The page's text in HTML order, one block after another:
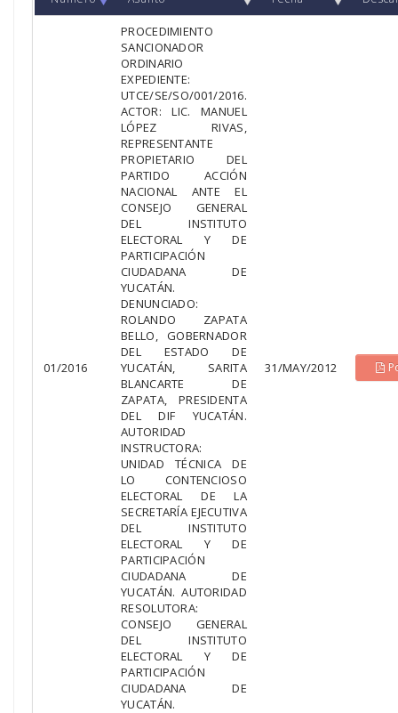
01/2016
PROCEDIMIENTO
SANCIONADOR
ORDINARIO
EXPEDIENTE:
UTCE/SE/SO/001/2016.
ACTOR: LIC. MANUEL
LÓPEZ RIVAS,
REPRESENTANTE
PROPIETARIO DEL
PARTIDO ACCIÓN
NACIONAL ANTE EL
CONSEJO GENERAL
DEL INSTITUTO
ELECTORAL Y DE
PARTICIPACIÓN
CIUDADANA DE
YUCATÁN.
DENUNCIADO:
ROLANDO ZAPATA
BELLO, GOBERNADOR
DEL ESTADO DE
YUCATÁN, SARITA
BLANCARTE DE
ZAPATA, PRESIDENTA
DEL DIF YUCATÁN.
AUTORIDAD
INSTRUCTORA:
UNIDAD TÉCNICA DE
LO CONTENCIOSO
ELECTORAL DE LA
SECRETARÍA EJECUTIVA
DEL INSTITUTO
ELECTORAL Y DE
PARTICIPACIÓN
CIUDADANA DE
YUCATÁN. AUTORIDAD
RESOLUTORA:
CONSEJO GENERAL
DEL INSTITUTO
ELECTORAL Y DE
PARTICIPACIÓN
CIUDADANA DE
YUCATÁN.
31/MAY/2012